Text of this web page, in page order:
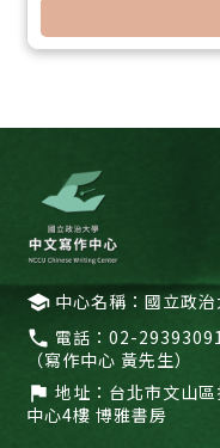
school 中心名稱：國立政
call 電話：02-
（寫作中心 黃先生）
flag 地址： 台北市文山
中心4樓 博雅書房